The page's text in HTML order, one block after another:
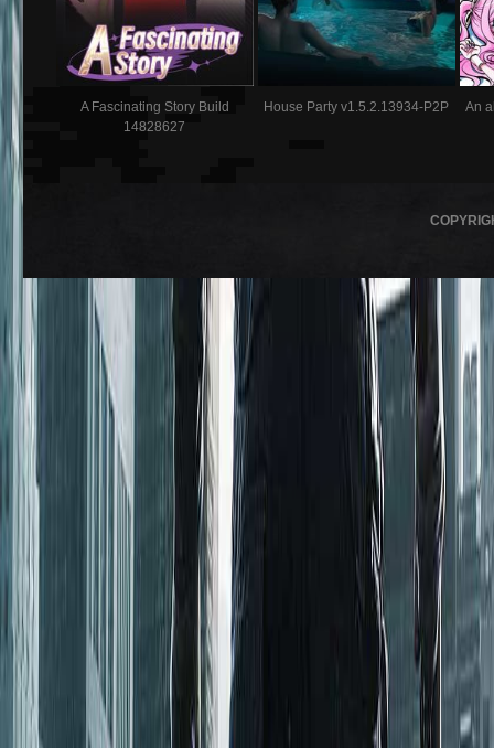
A Fascinating Story Build
14828627
House Party v1.5.2.13934-P2P An